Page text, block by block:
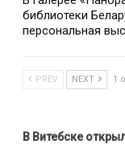
библиотеки
персональная
PREV NEXT 1
В Витебске